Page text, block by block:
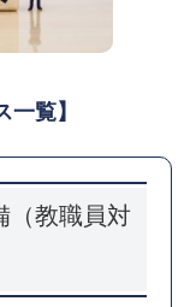
一覧】
教職員対